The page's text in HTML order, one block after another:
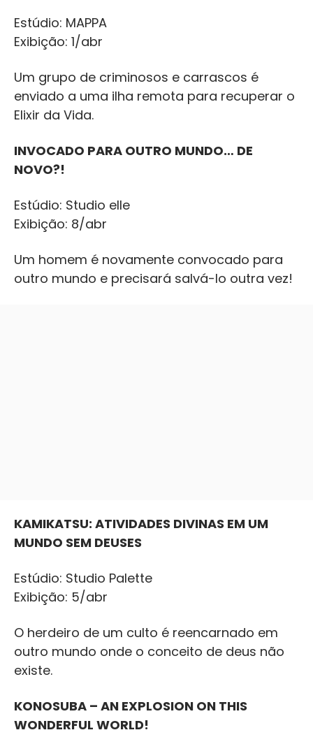
Estúdio: MAPPA
Exibição: 1/abr
Um grupo de criminosos e carrascos é
enviado a uma ilha remota para recuperar o
Elixir da Vida.
INVOCADO PARA OUTRO MUNDO… DE
NOVO?!
Estúdio: Studio elle
Exibição: 8/abr
Um homem é novamente convocado para
outro mundo e precisará salvá-lo outra vez!
KAMIKATSU: ATIVIDADES DIVINAS EM UM
MUNDO SEM DEUSES
Estúdio: Studio Palette
Exibição: 5/abr
O herdeiro de um culto é reencarnado em
outro mundo onde o conceito de deus não
existe.
KONOSUBA – AN EXPLOSION ON THIS
WONDERFUL WORLD!